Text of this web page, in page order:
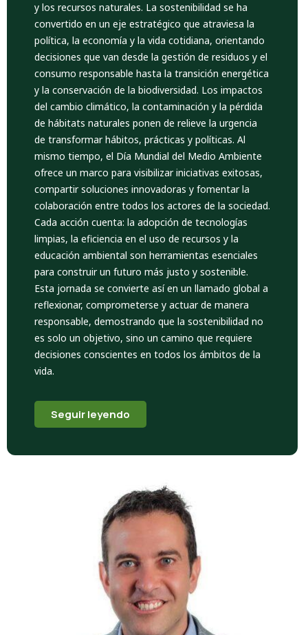
y los recursos naturales. La sostenibilidad se ha
convertido en un eje estratégico que atraviesa la
política, la economía y la vida cotidiana, orientando
decisiones que van desde la gestión de residuos y el
consumo responsable hasta la transición energética
y la conservación de la biodiversidad. Los impactos
del cambio climático, la contaminación y la pérdida
de hábitats naturales ponen de relieve la urgencia
de transformar hábitos, prácticas y políticas. Al
mismo tiempo, el Día Mundial del Medio Ambiente
ofrece un marco para visibilizar iniciativas exitosas,
compartir soluciones innovadoras y fomentar la
colaboración entre todos los actores de la sociedad.
Cada acción cuenta: la adopción de tecnologías
limpias, la eficiencia en el uso de recursos y la
educación ambiental son herramientas esenciales
para construir un futuro más justo y sostenible.
Esta jornada se convierte así en un llamado global a
reflexionar, comprometerse y actuar de manera
responsable, demostrando que la sostenibilidad no
es solo un objetivo, sino un camino que requiere
decisiones conscientes en todos los ámbitos de la
vida.
Seguir leyendo